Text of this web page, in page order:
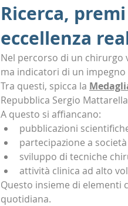
Ricerca,
eccellenza
Nel percorso di un
ma indicatori di un impegno
Tra questi, spicca la
Repubblica Sergio
A questo si affiancano:
pubblicazioni
partecipazione a
sviluppo di tecniche
attività clinica ad alto
Questo insieme di
quotidiana.